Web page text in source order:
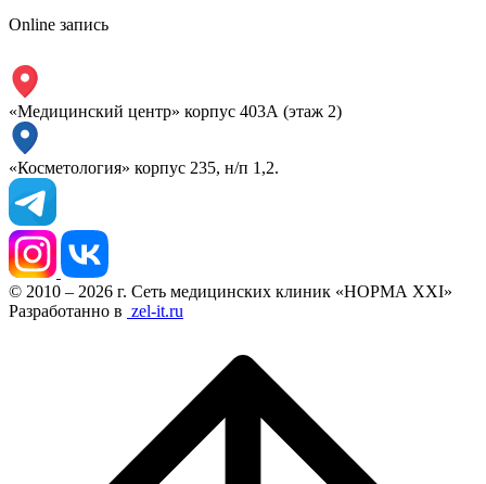
Online запись
«Медицинский центр» корпус 403А (этаж 2)
«Косметология» корпус 235, н/п 1,2.
© 2010 – 2026 г. Сеть медицинских клиник «НОРМА XXI»
Разработанно в zel-it.ru